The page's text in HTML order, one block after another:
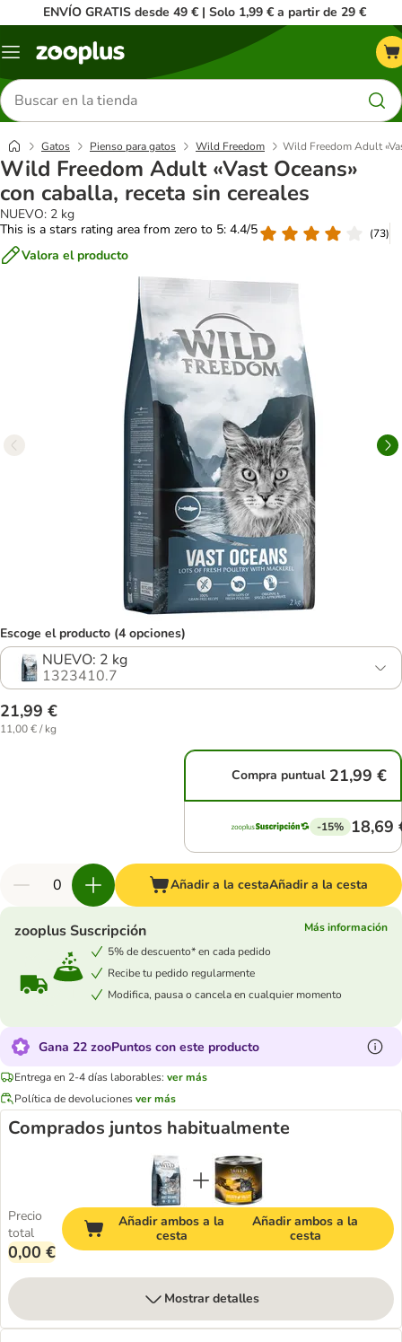
ENVÍO GRATIS desde 49 € | Solo 1,99 € a partir de 29 €
Menú
Buscar
productos
Gatos Pienso para gatos Wild Freedom Wild Freedom Adult
Wild Freedom Adult «Vast Oceans»
con caballa, receta sin cereales
NUEVO: 2 kg
This is a stars rating area from zero to 5: 4.4/5
(73)
Valora el producto
Escoge el producto (4 opciones)
NUEVO: 2 kg
1323410.7
21,99 €
11,00 € / kg
Compra puntual 21,99 €
-15% 18,69
Añadir a la cestaAñadir a la cesta
zooplus Suscripción
Más información
5% de descuento* en cada pedido
Recibe tu pedido regularmente
Modifica, pausa o cancela en cualquier momento
Gana 22 zooPuntos con este producto
Entrega en 2-4 días laborables: ver más
Política de devolucionesver más
Comprados juntos habitualmente
Precio
total
0,00 €
Añadir ambos a la
cesta
Añadir ambos a la
cesta
Mostrar detalles